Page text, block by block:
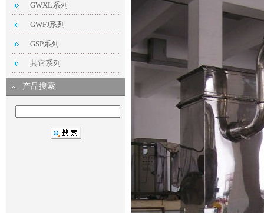
GWXL系列
GWFJ系列
GSP系列
其它系列
产品搜索